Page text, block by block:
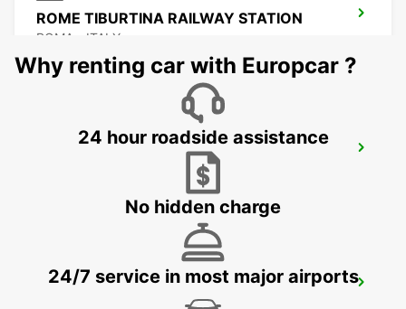
ROME TIBURTINA RAILWAY STATION
ROMA - ITALY
ROME VIA TIBURTINA
ROME VIA VENETO
Why renting car with Europcar ?
24 hour roadside assistance
No hidden charge
24/7 service in most major airports